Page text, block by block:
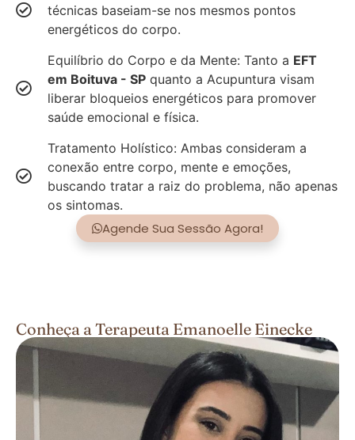
técnicas baseiam-se nos mesmos pontos
energéticos do corpo.
Equilíbrio do Corpo e da Mente: Tanto a EFT
em Boituva - SP quanto a Acupuntura visam
liberar bloqueios energéticos para promover
saúde emocional e física.
Tratamento Holístico: Ambas consideram a
conexão entre corpo, mente e emoções,
buscando tratar a raiz do problema, não apenas
os sintomas.
Agende Sua Sessão Agora!
Conheça a Terapeuta Emanoelle Einecke